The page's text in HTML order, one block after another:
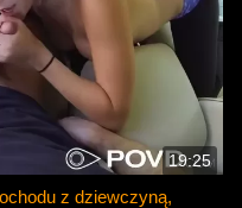
19:25
z dziewczyną,